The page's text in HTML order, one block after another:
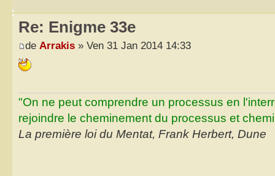
Re: Enigme 33e
de Arrakis » Ven 31 Jan 2014 14:33
"On ne peut comprendre un processus en
rejoindre le cheminement du processus et
La première loi du Mentat, Frank Herbert, Dune